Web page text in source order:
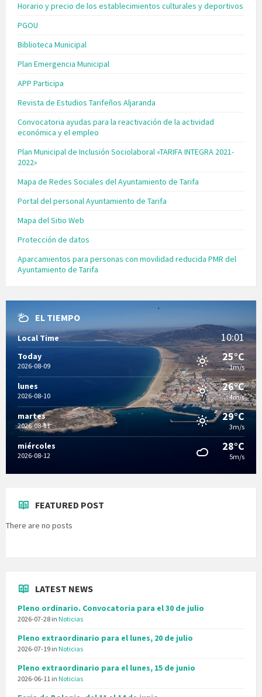
Horario y precio de los establecimientos culturales y deportivos
PGOU
Biblioteca Municipal
Plan Emergencia Municipal
APP Participa
Revista de Estudios Tarifeños Aljaranda
Convocatoria ayudas para la reactivación de la actividad
económica y el empleo
Plan Municipal de Inclusión Sociolaboral «TARIFA INTEGRA 2021-
2022»
Mapa de Redes Sociales del Ayuntamiento de Tarifa
Portal del personal Ayuntamiento de Tarifa
Mapa del Sitio Web
Protección de datos
Aparcamientos para personas con movilidad reducida PMR del
Ayuntamiento de Tarifa
EL TIEMPO
Local Time 10:01
Today
2026-08-09
25°C
1m/s
lunes
2026-08-10
26°C
4m/s
martes
2026-08-11
29°C
3m/s
miércoles
2026-08-12
28°C
5m/s
FEATURED POST
There are no posts
LATEST NEWS
Pleno ordinario. Convocatoria para el 30 de julio
2026-07-28 in Noticias
Pleno extraordinario para el lunes, 20 de julio
2026-07-19 in Noticias
Pleno extraordinario para el lunes, 15 de junio
2026-06-11 in Noticias